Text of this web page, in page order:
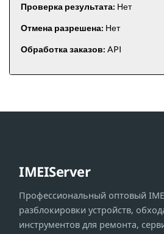
Проверка результата: Нет
Отмена разрешена: Нет
Обработка заказов: API
IMEIServer
Профессиональный оптовый
разблокировки устройств,
инструментов для ремонта,